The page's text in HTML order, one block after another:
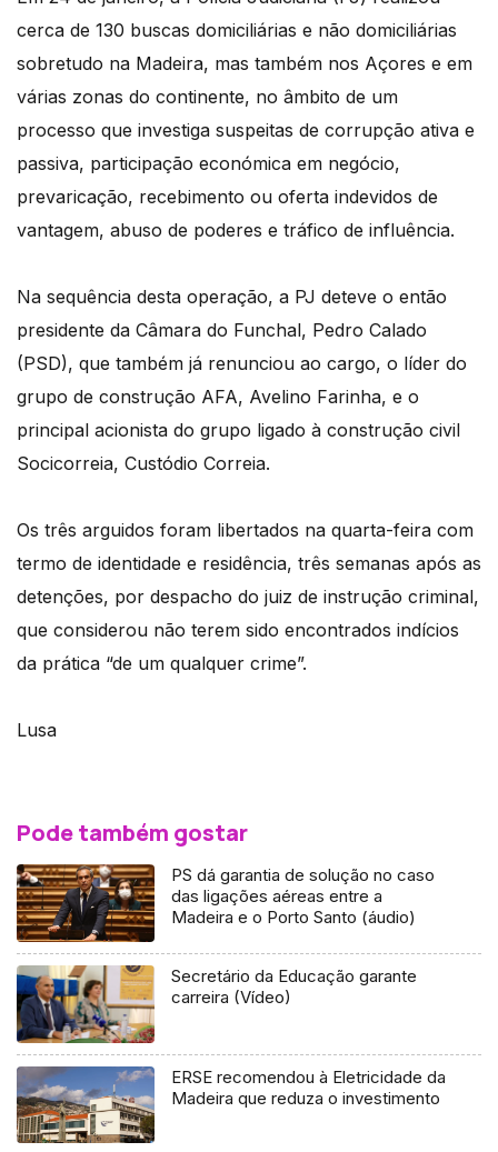
cerca de 130 buscas domiciliárias e não domiciliárias
sobretudo na Madeira, mas também nos Açores e em
várias zonas do continente, no âmbito de um
processo que investiga suspeitas de corrupção ativa e
passiva, participação económica em negócio,
prevaricação, recebimento ou oferta indevidos de
vantagem, abuso de poderes e tráfico de influência.
Na sequência desta operação, a PJ deteve o então
presidente da Câmara do Funchal, Pedro Calado
(PSD), que também já renunciou ao cargo, o líder do
grupo de construção AFA, Avelino Farinha, e o
principal acionista do grupo ligado à construção civil
Socicorreia, Custódio Correia.
Os três arguidos foram libertados na quarta-feira com
termo de identidade e residência, três semanas após as
detenções, por despacho do juiz de instrução criminal,
que considerou não terem sido encontrados indícios
da prática “de um qualquer crime”.
Lusa
Pode também gostar
PS dá garantia de solução no caso
das ligações aéreas entre a
Madeira e o Porto Santo (áudio)
Secretário da Educação garante
carreira (Vídeo)
ERSE recomendou à Eletricidade da
Madeira que reduza o investimento